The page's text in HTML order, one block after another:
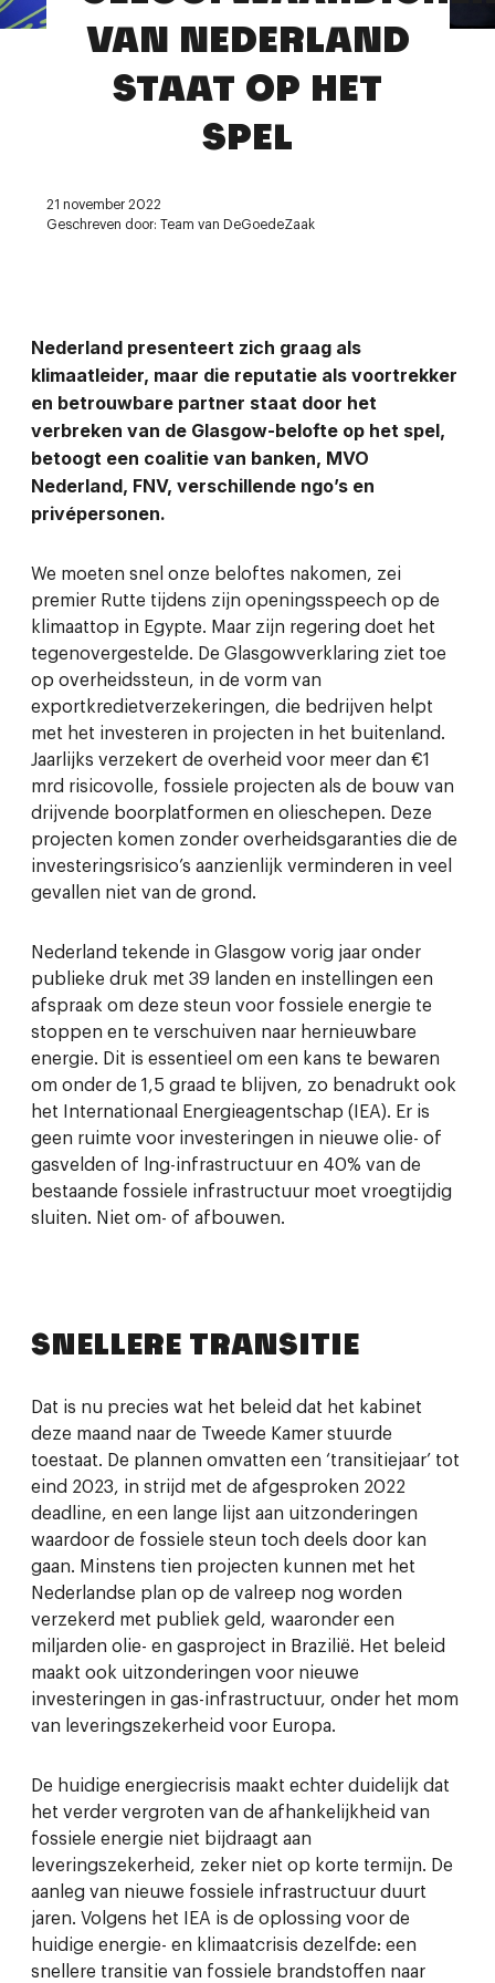
ContactVAN NEDERLAND
STAAT OP HET
SPEL
21 november 2022
Geschreven door: Team van DeGoedeZaak
Nederland presenteert zich graag als
klimaatleider, maar die reputatie als voortrekker
en betrouwbare partner staat door het
verbreken van de Glasgow-belofte op het spel,
betoogt een coalitie van banken, MVO
Nederland, FNV, verschillende ngo’s en
privépersonen.
We moeten snel onze beloftes nakomen, zei
premier Rutte tijdens zijn openingsspeech op de
klimaattop in Egypte. Maar zijn regering doet het
tegenovergestelde. De Glasgowverklaring ziet toe
op overheidssteun, in de vorm van
exportkredietverzekeringen, die bedrijven helpt
met het investeren in projecten in het buitenland.
Jaarlijks verzekert de overheid voor meer dan €1
mrd risicovolle, fossiele projecten als de bouw van
drijvende boorplatformen en olieschepen. Deze
projecten komen zonder overheidsgaranties die de
investeringsrisico’s aanzienlijk verminderen in veel
gevallen niet van de grond.
Nederland tekende in Glasgow vorig jaar onder
publieke druk met 39 landen en instellingen een
afspraak om deze steun voor fossiele energie te
stoppen en te verschuiven naar hernieuwbare
energie. Dit is essentieel om een kans te bewaren
om onder de 1,5 graad te blijven, zo benadrukt ook
het Internationaal Energieagentschap (IEA). Er is
geen ruimte voor investeringen in nieuwe olie- of
gasvelden of lng-infrastructuur en 40% van de
bestaande fossiele infrastructuur moet vroegtijdig
sluiten. Niet om- of afbouwen.
SNELLERE TRANSITIE
Dat is nu precies wat het beleid dat het kabinet
deze maand naar de Tweede Kamer stuurde
toestaat. De plannen omvatten een ‘transitiejaar’ tot
eind 2023, in strijd met de afgesproken 2022
deadline, en een lange lijst aan uitzonderingen
waardoor de fossiele steun toch deels door kan
gaan. Minstens tien projecten kunnen met het
Nederlandse plan op de valreep nog worden
verzekerd met publiek geld, waaronder een
miljarden olie- en gasproject in Brazilië. Het beleid
maakt ook uitzonderingen voor nieuwe
investeringen in gas-infrastructuur, onder het mom
van leveringszekerheid voor Europa.
De huidige energiecrisis maakt echter duidelijk dat
het verder vergroten van de afhankelijkheid van
fossiele energie niet bijdraagt aan
leveringszekerheid, zeker niet op korte termijn. De
aanleg van nieuwe fossiele infrastructuur duurt
jaren. Volgens het IEA is de oplossing voor de
huidige energie- en klimaatcrisis dezelfde: een
snellere transitie van fossiele brandstoffen naar